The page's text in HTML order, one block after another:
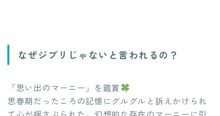
なぜジブリじゃないと言われるの？
「思い出のマーニー」を鑑賞
思春期だったころの記憶にグルグルと訴えかけられ